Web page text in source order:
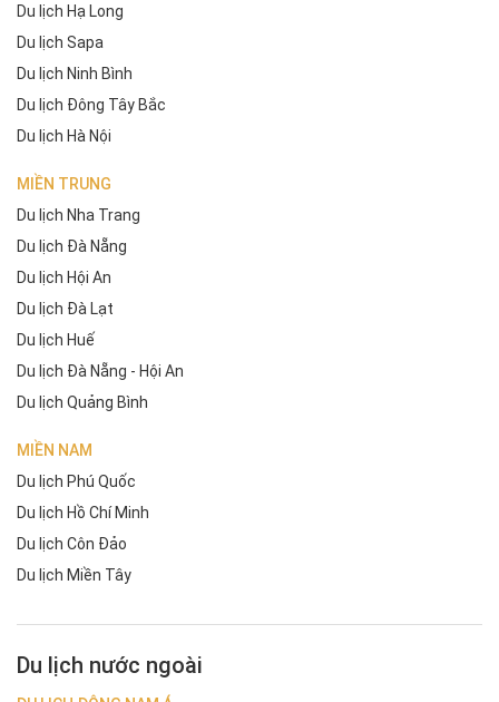
Du lịch Hạ Long
Du lịch Sapa
Du lịch Ninh Bình
Du lịch Đông Tây Bắc
Du lịch Hà Nội
MIỀN TRUNG
Du lịch Nha Trang
Du lịch Đà Nẵng
Du lịch Hội An
Du lịch Đà Lạt
Du lịch Huế
Du lịch Đà Nẵng - Hội An
Du lịch Quảng Bình
MIỀN NAM
Du lịch Phú Quốc
Du lịch Hồ Chí Minh
Du lịch Côn Đảo
Du lịch Miền Tây
Du lịch nước ngoài